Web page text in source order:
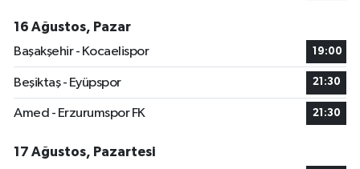
16 Ağustos, Pazar
Başakşehir - Kocaelispor
19:00
Beşiktaş - Eyüpspor 21:30
Amed - Erzurumspor FK 21:30
17 Ağustos, Pazartesi